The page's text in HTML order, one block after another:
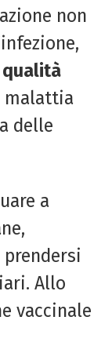
non
qualità
malattia
delle
a
Allo
vaccinale